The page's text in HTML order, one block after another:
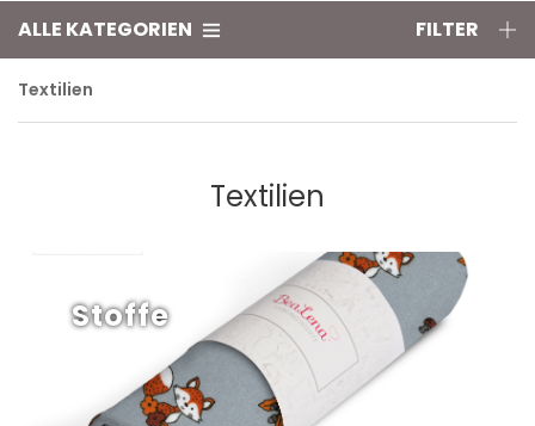
ALLE KATEGORIEN FILTER
Textilien
Textilien
Stoffe